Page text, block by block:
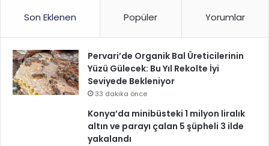
Son Eklenen Popüler Yorumlar
Pervari’de Organik Bal Üreticilerinin
Yüzü Gülecek: Bu Yıl Rekolte İyi
Seviyede Bekleniyor
33 dakika önce
Konya’da minibüsteki 1 milyon liralık
altın ve parayı çalan 5 şüpheli 3 ilde
yakalandı